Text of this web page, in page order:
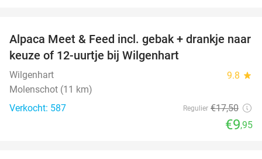
43%
Alpaca Meet & Feed incl. gebak + drankje naar
keuze of 12-uurtje bij Wilgenhart
Wilgenhart 9.8 star
Molenschot (11 km)
Verkocht: 587
Regulier €17,50
€9,95